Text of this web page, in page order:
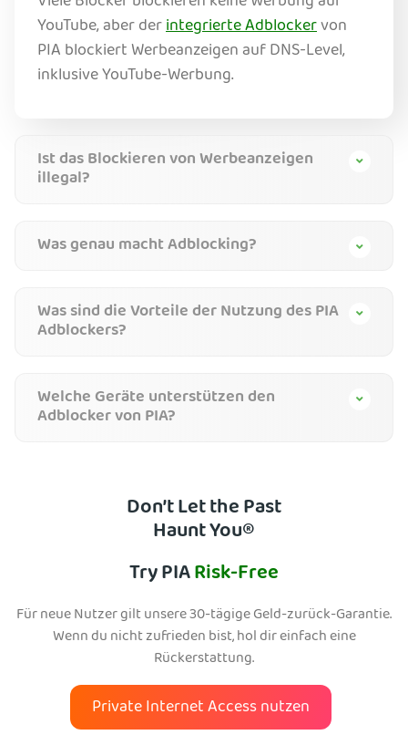
YouTube, aber derintegrierte Adblockervon
PIA blockiert Werbeanzeigen auf DNS-Level,
inklusive YouTube-Werbung.
Ist das Blockieren von Werbeanzeigen
illegal?
Was genau macht Adblocking?
Was sind die Vorteile der Nutzung des PIA
Adblockers?
Welche Geräte unterstützen den
Adblocker von PIA?
Don’t Let the Past
Haunt You®
Try PIARisk-Free
Für neue Nutzer gilt unsere 30-tägige Geld-zurück-Garantie.
Wenn du nicht zufrieden bist, hol dir einfach eine
Rückerstattung.
Private Internet Access nutzen